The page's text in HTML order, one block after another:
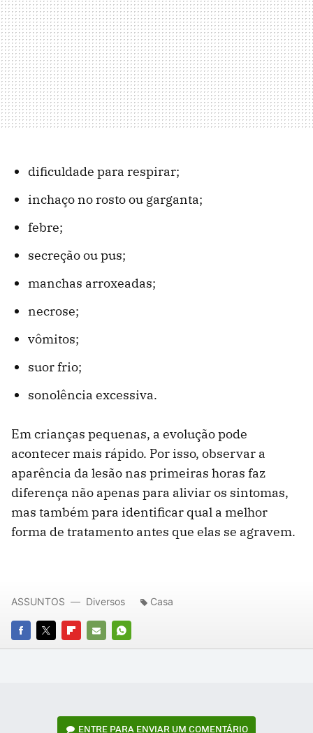
dificuldade para respirar;
inchaço no rosto ou garganta;
febre;
secreção ou pus;
manchas arroxeadas;
necrose;
vômitos;
suor frio;
sonolência excessiva.
Em crianças pequenas, a evolução pode
acontecer mais rápido. Por isso, observar a
aparência da lesão nas primeiras horas faz
diferença não apenas para aliviar os sintomas,
mas também para identificar qual a melhor
forma de tratamento antes que elas se agravem.
FACEBOOK
TWITTERFLIPBOARD
E-
WHATSAPP
ASSUNTOS Diversos Casa
ENTRE PARA ENVIAR UM COMENTÁRIO